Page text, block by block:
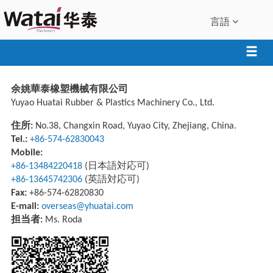
言語
余姚華泰橡塑機械有限公司
Yuyao Huatai Rubber & Plastics Machinery Co., Ltd.
住所:No.38, Changxin Road, Yuyao City, Zhejiang, China.
Tel.: +86-574-62830043
Mobile:
+86-13484220418(日本語対応可)
+86-13645742306(英語対応可)
Fax:+86-574-62820830
E-mail: overseas@yhuatai.com
担当者:Ms. Roda